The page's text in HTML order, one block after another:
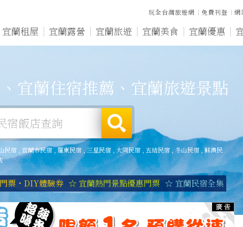
宜蘭租屋 宜蘭露營 宜蘭旅遊 宜蘭美食 宜蘭優惠
玩全台灣旅遊網 免費刊登 網
宜蘭住宿推薦、宜蘭旅遊景點
民宿 宜蘭市民宿,羅東民宿 ,三星民宿 大同民宿 五結民宿 ,冬山民宿,蘇澳民
票・DIY體驗券 ☆ 宜蘭熱門景點優惠門票 ☆ 宜蘭民宿全集